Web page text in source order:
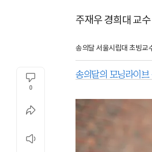
주재우 경희대 교
송의달 서울시립대 초빙교
0
송의달의 모닝라이브